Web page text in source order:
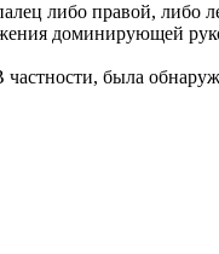
либо правой, либо
доминирующей
была